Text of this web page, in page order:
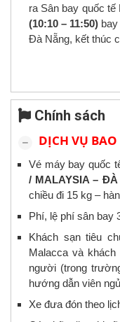
ra Sân bay quốc tế
(10:10 – 11:50)
Đà Nẵng, kết thúc
Chính sách
DỊCH VỤ
Vé máy bay quốc
/ MALAYSIA – ĐÀ
chiều đi 15 kg –
Phí, lệ phí sân bay
Khách sạn tiêu
Malacca và khách
người (trong
hướng dẫn viên
Xe đưa đón theo